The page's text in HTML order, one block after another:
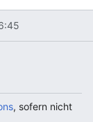
, sofern nicht